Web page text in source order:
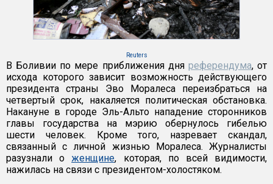
Reuters
В Боливии по мере приближения дня референдума, от
исхода которого зависит возможность действующего
президента страны Эво Моралеса переизбраться на
четвертый срок, накаляется политическая обстановка.
Накануне в городе Эль-Альто нападение сторонников
главы государства на мэрию обернулось гибелью
шести человек. Кроме того, назревает скандал,
связанный с личной жизнью Моралеса. Журналисты
разузнали о женщине, которая, по всей видимости,
нажилась на связи с президентом-холостяком.